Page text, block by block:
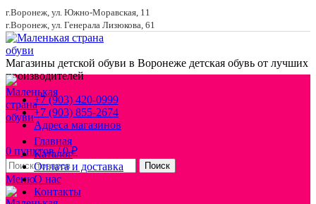
г.Воронеж, ул. Южно-Моравская, 11
г.Воронеж, ул. Генерала Лизюкова, 61
Магазины детской обуви в Воронеже детская обувь от лучших
производителей
+7 (903) 420-0999
+7 (903) 855-2674
Адреса магазинов
0 пунктов / 0₽
Поиск
Меню
Главная
Каталог
Оплата и доставка
О нас
Контакты